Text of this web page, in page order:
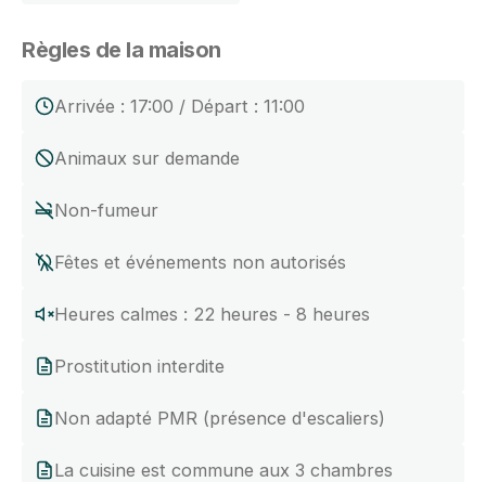
Règles de la maison
Arrivée : 17:00 / Départ : 11:00
Animaux sur demande
Non-fumeur
Fêtes et événements non autorisés
Heures calmes : 22 heures - 8 heures
Prostitution interdite
Non adapté PMR (présence d'escaliers)
La cuisine est commune aux 3 chambres